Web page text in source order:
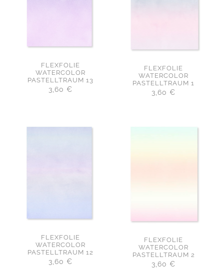
FLEXFOLIE
WATERCOLOR
PASTELLTRAUM 13
3,60 €
FLEXFOLIE
WATERCOLOR
PASTELLTRAUM 1
3,60€
FLEXFOLIE
WATERCOLOR
PASTELLTRAUM 12
3,60 €
FLEXFOLIE
WATERCOLOR
PASTELLTRAUM 2
3,60€